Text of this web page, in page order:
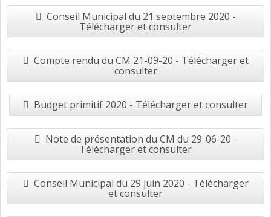
Conseil Municipal du 21 septembre 2020 -
Télécharger et consulter
Compte rendu du CM 21-09-20 - Télécharger et
consulter
Budget primitif 2020 - Télécharger et consulter
Note de présentation du CM du 29-06-20 -
Télécharger et consulter
Conseil Municipal du 29 juin 2020 - Télécharger
et consulter